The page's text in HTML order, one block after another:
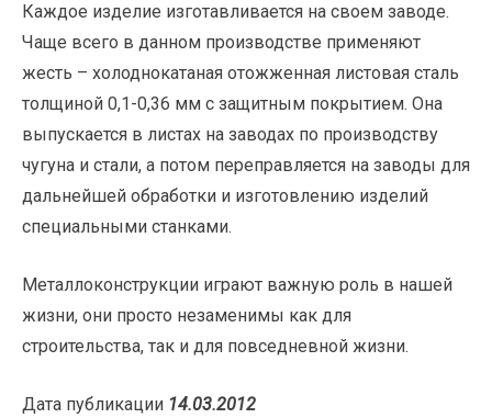
Каждое изделие изготавливается на своем заводе.
Чаще всего в данном производстве применяют
жесть – холоднокатаная отожженная листовая сталь
толщиной 0,1-0,36 мм с защитным покрытием. Она
выпускается в листах на заводах по производству
чугуна и стали, а потом переправляется на заводы для
дальнейшей обработки и изготовлению изделий
специальными станками.
Металлоконструкции играют важную роль в нашей
жизни, они просто незаменимы как для
строительства, так и для повседневной жизни.
Дата публикации 14.03.2012